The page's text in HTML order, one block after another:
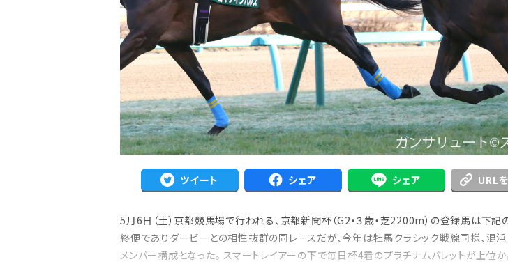
ツイート シェア シェア URL
5月6日（土）京都競馬場で行われる、京都新聞杯（G2・３歳・芝2200m）の登録馬は下記
終便でありダービーとの相性抜群の同レースだが、今年は牡馬クラシック戦線同様、混
メンバー構成となった。 スマートレイアーの下で毎日杯4着のプラチナムバレットが上位か
注目のニュース
【キングジョージ】ルメール「坂の上で休憩が必
要でした」マスカレー...
注目のニュース
【キングジョージ】マーフィー「反
ヴェルテンベルクは...